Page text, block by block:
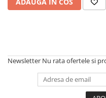
Newsletter Nu rata ofertele si